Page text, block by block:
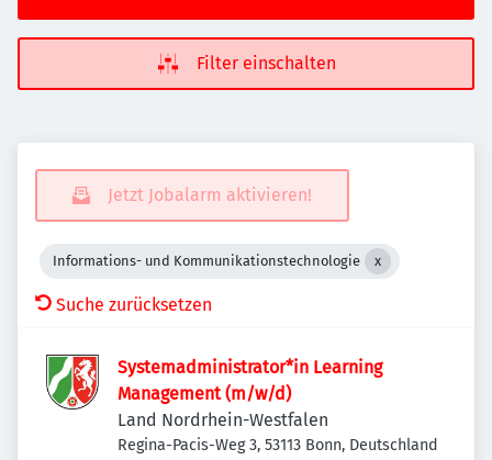
Filter einschalten
Jetzt Jobalarm aktivieren!
Informations- und Kommunikationstechnologie
Suche zurücksetzen
Systemadministrator*in Learning
Management (m/w/d)
Land Nordrhein-Westfalen
Regina-Pacis-Weg 3, 53113 Bonn, Deutschland